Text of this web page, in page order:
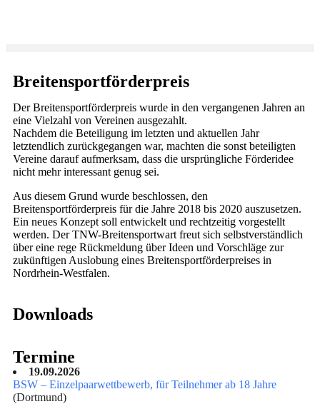
Breitensportförderpreis
Der Breitensportförderpreis wurde in den vergangenen Jahren an
eine Vielzahl von Vereinen ausgezahlt.
Nachdem die Beteiligung im letzten und aktuellen Jahr
letztendlich zurückgegangen war, machten die sonst beteiligten
Vereine darauf aufmerksam, dass die ursprüngliche Förderidee
nicht mehr interessant genug sei.
Aus diesem Grund wurde beschlossen, den
Breitensportförderpreis für die Jahre 2018 bis 2020 auszusetzen.
Ein neues Konzept soll entwickelt und rechtzeitig vorgestellt
werden. Der TNW-Breitensportwart freut sich selbstverständlich
über eine rege Rückmeldung über Ideen und Vorschläge zur
zukünftigen Auslobung eines Breitensportförderpreises in
Nordrhein-Westfalen.
Downloads
Termine
19.09.2026
BSW – Einzelpaarwettbewerb, für Teilnehmer ab 18 Jahre
(Dortmund)